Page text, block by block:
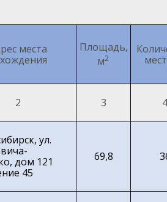
места
Площадь,
м2
мест
2 3 4
ул.
дом 121
45
69,8